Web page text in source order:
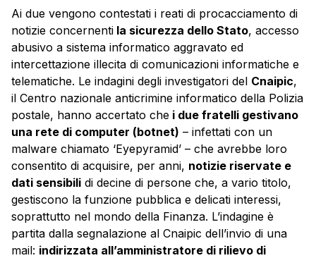
Ai due vengono contestati i reati di procacciamento di
notizie concernenti la sicurezza dello Stato, accesso
abusivo a sistema informatico aggravato ed
intercettazione illecita di comunicazioni informatiche e
telematiche. Le indagini degli investigatori del Cnaipic,
il Centro nazionale anticrimine informatico della Polizia
postale, hanno accertato che i due fratelli gestivano
una rete di computer (botnet) – infettati con un
malware chiamato ‘Eyepyramid’ – che avrebbe loro
consentito di acquisire, per anni, notizie riservate e
dati sensibili di decine di persone che, a vario titolo,
gestiscono la funzione pubblica e delicati interessi,
soprattutto nel mondo della Finanza. L’indagine è
partita dalla segnalazione al Cnaipic dell’invio di una
mail: indirizzata all’amministratore di rilievo di